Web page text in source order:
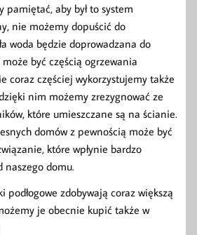
pamiętać, aby był to system
nie możemy dopuścić do
woda będzie doprowadzana do
być częścią ogrzewania
coraz częściej wykorzystujemy także
nim możemy zrezygnować ze
które umieszczane są na ścianie.
domów z pewnością może być
które wpłynie bardzo
naszego domu.
zdobywają coraz większą
je obecnie kupić także w